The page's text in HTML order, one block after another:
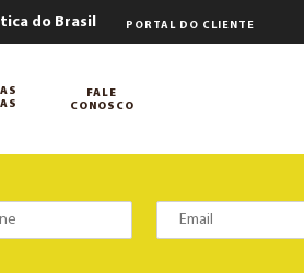
do Brasil
FALE
CONOSCO
PORTAL DO CLIENTE